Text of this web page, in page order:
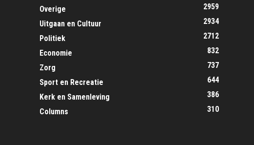
Overige
2959
Uitgaan en Cultuur
2934
Politiek
2712
Economie
832
Zorg
737
Sport en Recreatie
644
Kerk en Samenleving
386
Columns
310